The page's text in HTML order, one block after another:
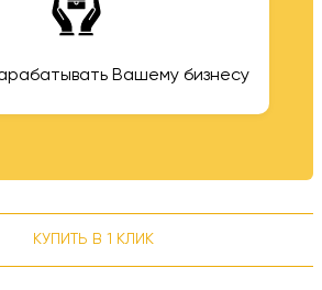
Вашему бизнесу
КУПИТЬ В 1 КЛИК